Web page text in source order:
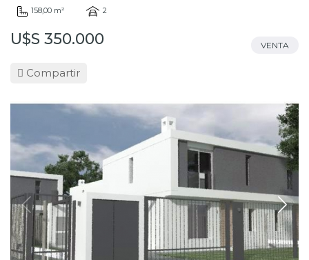
158,00 m²
2
U$S 350.000 VENTA
Compartir